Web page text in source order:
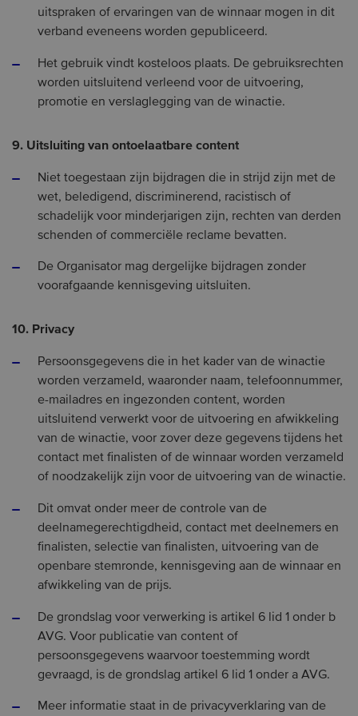
uitspraken of ervaringen van de winnaar mogen in dit
verband eveneens worden gepubliceerd.
Het gebruik vindt kosteloos plaats. De gebruiksrechten
worden uitsluitend verleend voor de uitvoering,
promotie en verslaglegging van de winactie.
9. Uitsluiting van ontoelaatbare content
Niet toegestaan zijn bijdragen die in strijd zijn met de
wet, beledigend, discriminerend, racistisch of
schadelijk voor minderjarigen zijn, rechten van derden
schenden of commerciële reclame bevatten.
De Organisator mag dergelijke bijdragen zonder
voorafgaande kennisgeving uitsluiten.
10. Privacy
Persoonsgegevens die in het kader van de winactie
worden verzameld, waaronder naam, telefoonnummer,
e-mailadres en ingezonden content, worden
uitsluitend verwerkt voor de uitvoering en afwikkeling
van de winactie, voor zover deze gegevens tijdens het
contact met finalisten of de winnaar worden verzameld
of noodzakelijk zijn voor de uitvoering van de winactie.
Dit omvat onder meer de controle van de
deelnamegerechtigdheid, contact met deelnemers en
finalisten, selectie van finalisten, uitvoering van de
openbare stemronde, kennisgeving aan de winnaar en
afwikkeling van de prijs.
De grondslag voor verwerking is artikel 6 lid 1 onder b
AVG. Voor publicatie van content of
persoonsgegevens waarvoor toestemming wordt
gevraagd, is de grondslag artikel 6 lid 1 onder a AVG.
Meer informatie staat in de privacyverklaring van de